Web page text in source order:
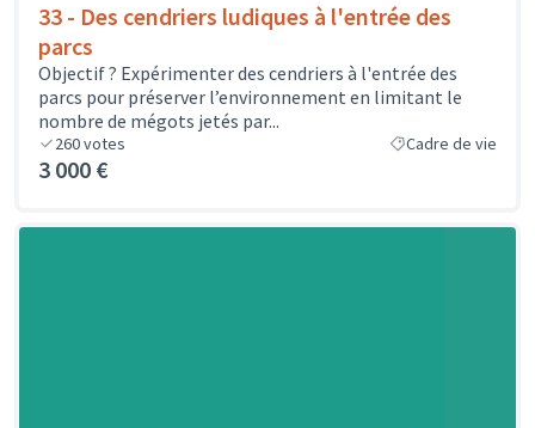
33 - Des cendriers ludiques à l'entrée des
parcs
Objectif ? Expérimenter des cendriers à l'entrée des
parcs pour préserver l’environnement en limitant le
nombre de mégots jetés par...
260votes Cadre de vie
3 000 €